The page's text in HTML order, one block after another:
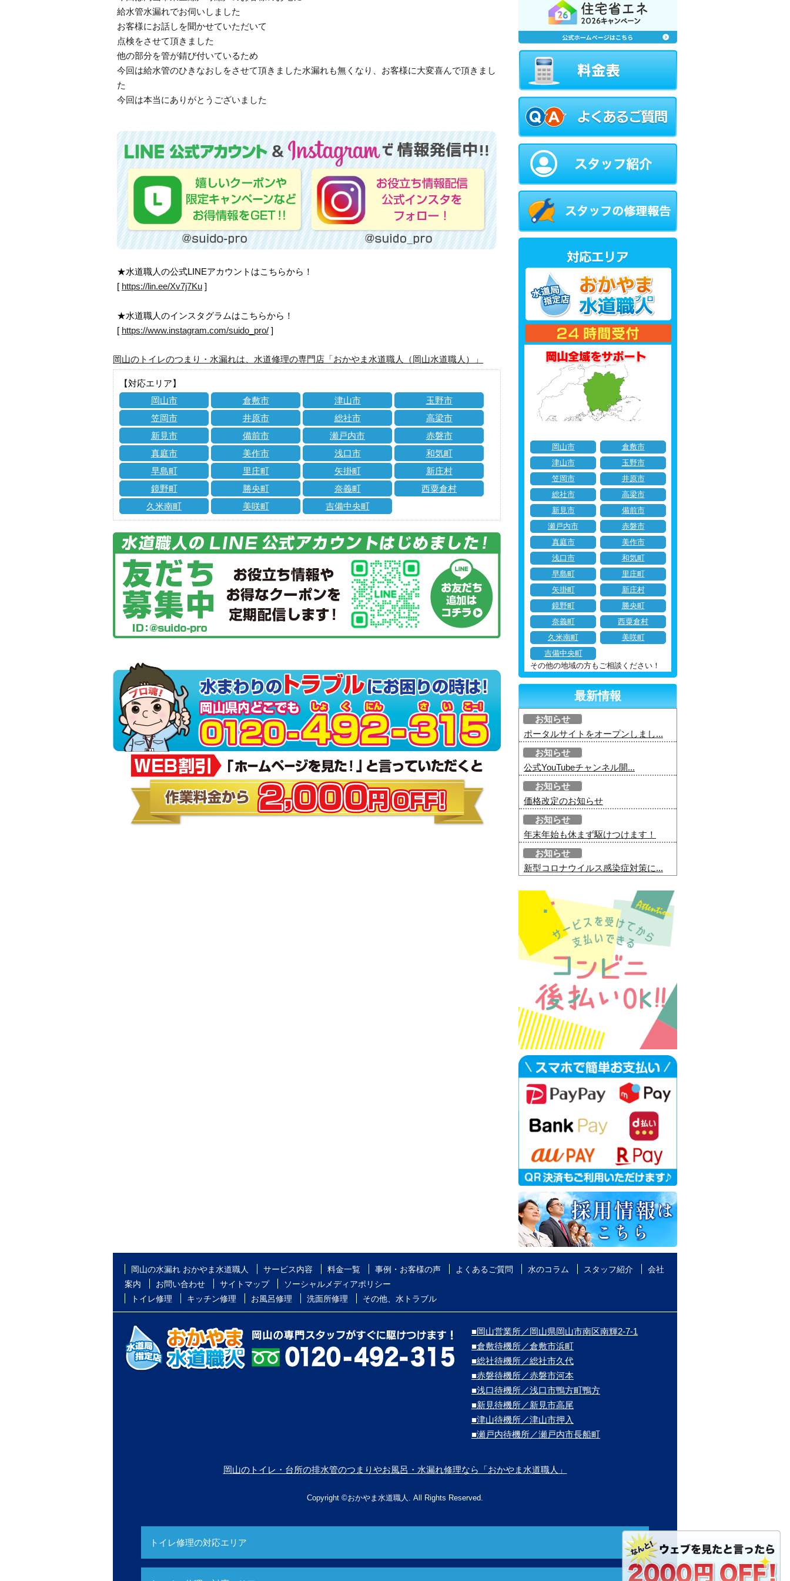
給水管水漏れでお伺いしました
お客様にお話しを聞かせていただいて
点検をさせて頂きました
他の部分を管が錆び付いているため
今回は給水管のひきなおしをさせて頂きました水漏れも無くなり、お客様に大変喜んで頂きまし
た
今回は本当にありがとうございました
★水道職人の公式LINEアカウントはこちらから！
[ https://lin.ee/Xv7j7Ku ]
★水道職人のインスタグラムはこちらから！
[ https://www.instagram.com/suido_pro/ ]
岡山のトイレのつまり・水漏れは、水道修理の専門店「おかやま水道職人（岡山水道職人）」
【対応エリア】
岡山市
倉敷市 津山市
玉野市
笠岡市
井原市 総社市
高梁市
新見市
備前市 瀬戸内市
赤磐市
真庭市
美作市 浅口市
和気町
早島町
里庄町 矢掛町
新庄村
鏡野町
勝央町 奈義町
西粟倉村
久米南町
美咲町 吉備中央町
岡山市
倉敷市
津山市
玉野市
笠岡市
井原市
総社市
高梁市
新見市
備前市
瀬戸内市
赤磐市
真庭市
美作市
浅口市
和気町
早島町
里庄町
矢掛町
新庄村
鏡野町
勝央町
奈義町
西粟倉村
久米南町
美咲町
吉備中央町
その他の地域の方もご相談ください！
最新情報
お知らせ
ポータルサイトをオープンしまし...
お知らせ
公式YouTubeチャンネル開...
お知らせ
価格改定のお知らせ
お知らせ
年末年始も休まず駆けつけます！
お知らせ
新型コロナウイルス感染症対策に...
岡山の水漏れ おかやま水道職人 サービス内容 料金一覧 事例・お客様の声 よくあるご質問 水のコラム スタッフ紹介
会社
案内
お問い合わせ サイトマップ
ソーシャルメディアポリシー
トイレ修理
キッチン修理 お風呂修理 洗面所修理 その他、水トラブル
■岡山営業所／岡山県岡山市南区南輝2-7-1
■倉敷待機所／倉敷市浜町
■総社待機所／総社市久代
■赤磐待機所／赤磐市河本
■浅口待機所／浅口市鴨方町鴨方
■新見待機所／新見市高尾
■津山待機所／津山市押入
■瀬戸内待機所／瀬戸内市長船町
岡山のトイレ・台所の排水管のつまりやお風呂・水漏れ修理なら「おかやま水道職人」
Copyright ©おかやま水道職人. All Rights Reserved.
トイレ修理の対応エリア